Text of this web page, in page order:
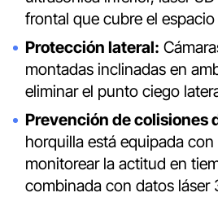
frontal que cubre el
Protección lateral:
montadas inclinadas en
eliminar el punto ciego
Prevención de colisiones
horquilla está equipada
monitorear la actitud en
combinada con datos láser